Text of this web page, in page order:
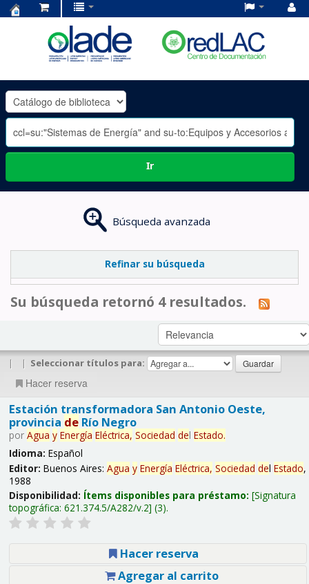
OLADE
-
Ir
Búsqueda avanzada
Refinar su búsqueda
Su búsqueda retornó 4 resultados.
| | Seleccionar títulos para:
Hacer reserva
Estación transformadora San Antonio Oeste,
provincia deRío Negro
por Agua y Energía Eléctrica, Sociedad del Estado.
Idioma: Español
Editor: Buenos Aires: Agua y Energía Eléctrica, Sociedad del Estado,
1988
Disponibilidad: Ítems disponibles para préstamo: Signatura
topográfica: 621.374.5/A282/v.2 (3).
Hacer reserva
Agregar al carrito